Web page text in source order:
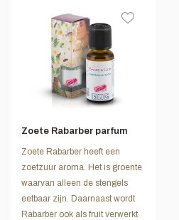
Zoete Rabarber parfum
Zoete Rabarber heeft een
zoetzuur aroma. Het is groente
waarvan alleen de stengels
eetbaar zijn. Daarnaast wordt
Rabarber ook als fruit verwerkt